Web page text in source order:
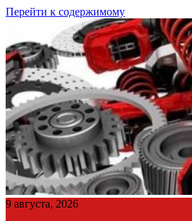
Перейти к содержимому
9 августа, 2026